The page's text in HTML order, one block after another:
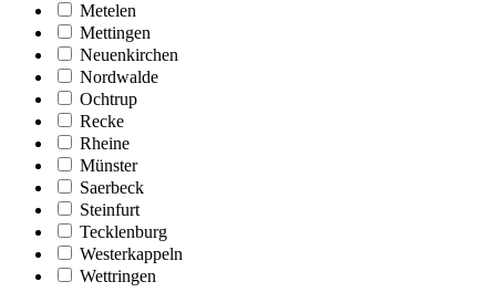
Metelen
Mettingen
Neuenkirchen
Nordwalde
Ochtrup
Recke
Rheine
Münster
Saerbeck
Steinfurt
Tecklenburg
Westerkappeln
Wettringen